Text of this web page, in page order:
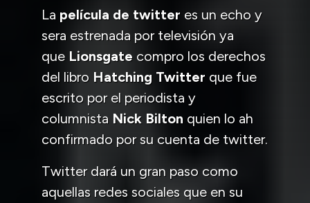
La película de twitter es un echo y
sera estrenada por televisión ya
que Lionsgate compro los derechos
del libro Hatching Twitter que fue
escrito por el periodista y
columnista Nick Bilton quien lo ah
confirmado por su cuenta de twitter.
Twitter dará un gran paso como
aquellas redes sociales que en su